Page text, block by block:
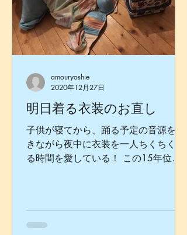
明日着る衣装のお直し
子供が寝てから、踊る予定の音源を聴
きながら夜中に衣装を一人ちくちくや
る時間を愛している！ この15年位、
音楽で元気に踊れること 全身全霊で感
謝しています
amouryoshie
2020年12月27日